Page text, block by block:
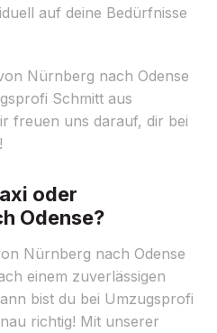
auf deine Bedürfnisse
Nürnberg nach Odense
Schmitt aus
freuen uns darauf, dir bei
oder
Odense?
Nürnberg nach Odense
einem zuverlässigen
bist du bei Umzugsprofi
richtig! Mit unserer